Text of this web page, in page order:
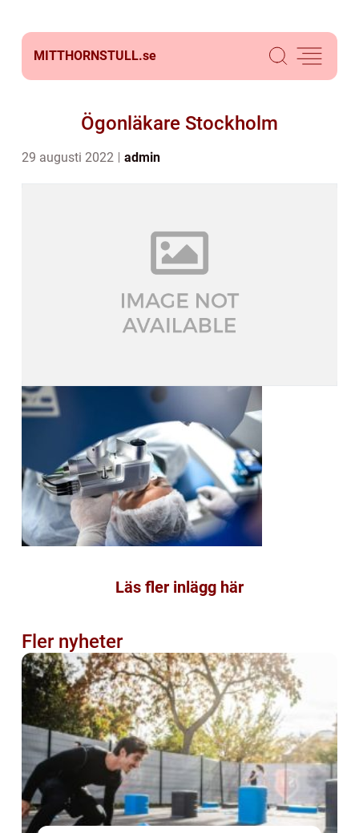
MITTHORNSTULL.se
Ögonläkare Stockholm
29 augusti 2022 admin
Läs fler inlägg här
Fler nyheter